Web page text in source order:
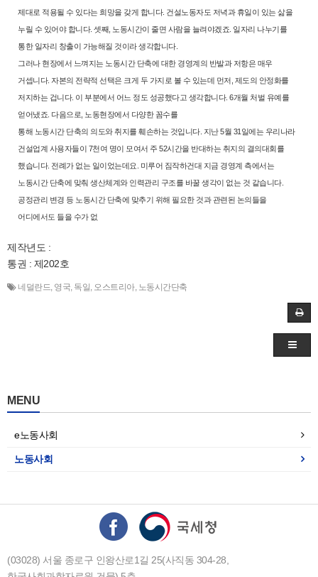
제대로 적용될 수 있다는 희망을 갖게 합니다. 건설노동자도 저녁과 휴일이 있는 삶을
누릴 수 있어야 합니다. 셋째, 노동시간이 줄면 사람을 늘려야겠죠. 일자리 나누기를
통한 일자리 창출이 가능해질 것이라 생각합니다.
그러나 현장에서 느껴지는 노동시간 단축에 대한 경영계의 반발과 저항은매우
거셉니다. 자본의 전략적 선택은 크게 두 가지로 볼 수 있는데 먼저, 제도의 안정화를
저지하는 겁니다. 이 부분에서 어느 정도 성공했다고 생각합니다. 6개월 처벌 유예를
얻어냈죠. 다음으로, 노동현장에서 다양한 꼼수를
통해 노동시간 단축의 의도와 취지를 훼손하는 것입니다. 지난 5월 31일에는 우리나라
건설업계 사용자들이 7천여 명이 모여서 주 52시간을 반대하는취지의 결의대회를
했습니다. 전례가 없는 일이었는데요. 미루어 짐작하건대 지금 경영계 측에서는
노동시간 단축에 맞춰 생산체계와 인력관리 구조를 바꿀 생각이 없는 것 같습니다.
공정관리 변경 등 노동시간 단축에 맞추기 위해 필요한 것과 관련된 논의들을
어디에서도 들을 수가 없
제작년도 :
통권 : 제202호
네덜란드, 영국, 독일, 오스트리아, 노동시간단축
MENU
e노동사회
노동사회
(03028) 서울 종로구 인왕산로1길 25(사직동 304-28,